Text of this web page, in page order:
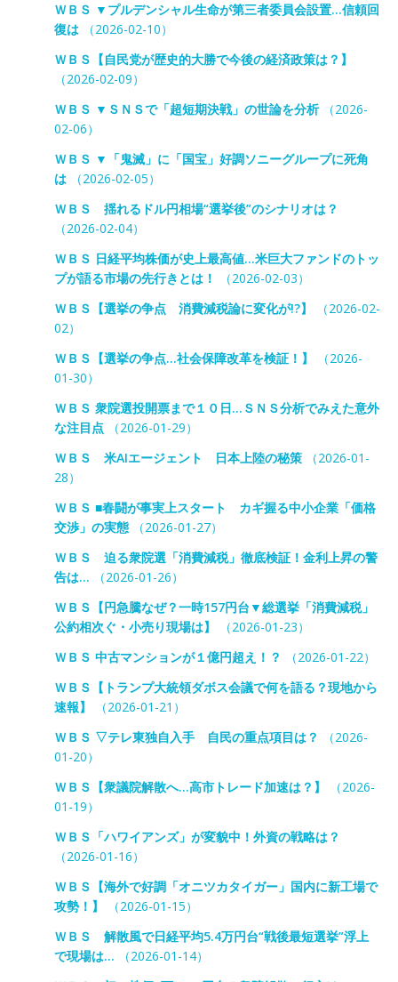
ＷＢＳ ▼プルデンシャル生命が第三者委員会設置…信頼回
復は（2026-02-10）
ＷＢＳ【自民党が歴史的大勝で今後の経済政策は？】
（2026-02-09）
ＷＢＳ ▼ＳＮＳで「超短期決戦」の世論を分析（2026-
02-06）
ＷＢＳ ▼「鬼滅」に「国宝」好調ソニーグループに死角
は（2026-02-05）
ＷＢＳ 揺れるドル円相場“選挙後”のシナリオは？
（2026-02-04）
ＷＢＳ 日経平均株価が史上最高値…米巨大ファンドのトッ
プが語る市場の先行きとは！
（2026-02-03）
ＷＢＳ【選挙の争点 消費減税論に変化が!?】
（2026-02-
02）
ＷＢＳ【選挙の争点…社会保障改革を検証！】
（2026-
01-30）
ＷＢＳ 衆院選投開票まで１０日…ＳＮＳ分析でみえた意外
な注目点（2026-01-29）
ＷＢＳ 米AIエージェント 日本上陸の秘策（2026-01-
28）
ＷＢＳ ■春闘が事実上スタート カギ握る中小企業「価格
交渉」の実態（2026-01-27）
ＷＢＳ 迫る衆院選「消費減税」徹底検証！金利上昇の警
告は… （2026-01-26）
ＷＢＳ【円急騰なぜ？一時157円台▼総選挙「消費減税」
公約相次ぐ・小売り現場は】
（2026-01-23）
ＷＢＳ 中古マンションが１億円超え！？
（2026-01-22）
ＷＢＳ【トランプ大統領ダボス会議で何を語る？現地から
速報】
（2026-01-21）
ＷＢＳ ▽テレ東独自入手 自民の重点項目は？
（2026-
01-20）
ＷＢＳ【衆議院解散へ…高市トレード加速は？】
（2026-
01-19）
ＷＢＳ「ハワイアンズ」が変貌中！外資の戦略は？
（2026-01-16）
ＷＢＳ【海外で好調「オニツカタイガー」国内に新工場で
攻勢！】
（2026-01-15）
ＷＢＳ 解散風で日経平均5.4万円台“戦後最短選挙”浮上
で現場は… （2026-01-14）